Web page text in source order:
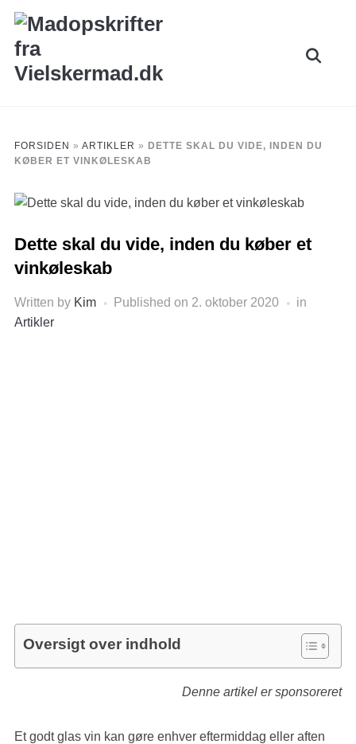
Skip
content
Search
FORSIDEN » ARTIKLER » DETTE SKAL DU VIDE, INDEN DU
KØBER ET VINKØLESKAB
Dette skal du vide, inden du køber et
vinkøleskab
Written by Kim Published on 2. oktober 2020
in
Artikler
Oversigt over indhold
Denne artikel er sponsoreret
Et godt glas vin kan gøre enhver eftermiddag eller aften